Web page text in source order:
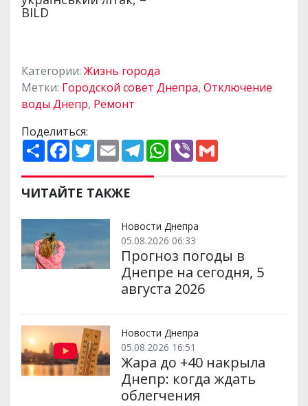
Категории: Жизнь города
Метки: Городской совет Днепра, Отключение
воды Днепр, Ремонт
Поделиться:
П
о
и
р
и
и
F
a
e
b
o
k
T
w
t
t
e
E
m
i
l
T
e
e
m
W
h
p
V
ЧИТАЙТЕ ТАКЖЕ
Новости Днепра
05.08.2026 06:33
Прогноз погоды в
Днепре на сегодня, 5
августа 2026
Новости Днепра
05.08.2026 16:51
Жара до +40 накрыла
Днепр: когда ждать
облегчения